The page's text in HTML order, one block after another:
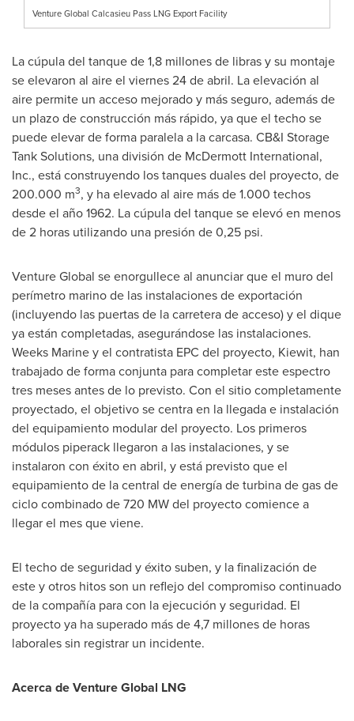
Venture Global Calcasieu Pass LNG Export Facility
La cúpula del tanque de 1,8 millones de libras y su montaje
se elevaron al aire el viernes 24 de abril. La elevación al
aire permite un acceso mejorado y más seguro, además de
un plazo de construcción más rápido, ya que el techo se
puede elevar de forma paralela a la carcasa. CB&I Storage
Tank Solutions, una división de McDermott International,
Inc., está construyendo los tanques duales del proyecto, de
200.000 m3, y ha elevado al aire más de 1.000 techos
desde el año 1962. La cúpula del tanque se elevó en menos
de 2 horas utilizando una presión de 0,25 psi.
Venture Global se enorgullece al anunciar que el muro del
perímetro marino de las instalaciones de exportación
(incluyendo las puertas de la carretera de acceso) y el dique
ya están completadas, asegurándose las instalaciones.
Weeks Marine y el contratista EPC del proyecto, Kiewit, han
trabajado de forma conjunta para completar este espectro
tres meses antes de lo previsto. Con el sitio completamente
proyectado, el objetivo se centra en la llegada e instalación
del equipamiento modular del proyecto. Los primeros
módulos piperack llegaron a las instalaciones, y se
instalaron con éxito en abril, y está previsto que el
equipamiento de la central de energía de turbina de gas de
ciclo combinado de 720 MW del proyecto comience a
llegar el mes que viene.
El techo de seguridad y éxito suben, y la finalización de
este y otros hitos son un reflejo del compromiso continuado
de la compañía para con la ejecución y seguridad. El
proyecto ya ha superado más de 4,7 millones de horas
laborales sin registrar un incidente.
Acerca de Venture Global LNG